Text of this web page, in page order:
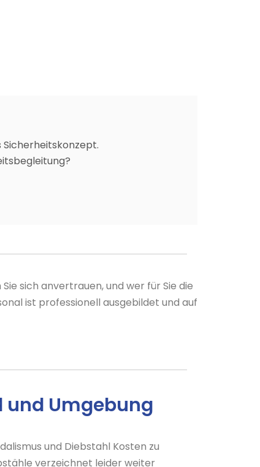
Sicherheitskonzept.
sich anvertrauen, und wer für Sie die
ist professionell ausgebildet und auf
Umgebung
und Diebstahl Kosten zu
verzeichnet leider weiter